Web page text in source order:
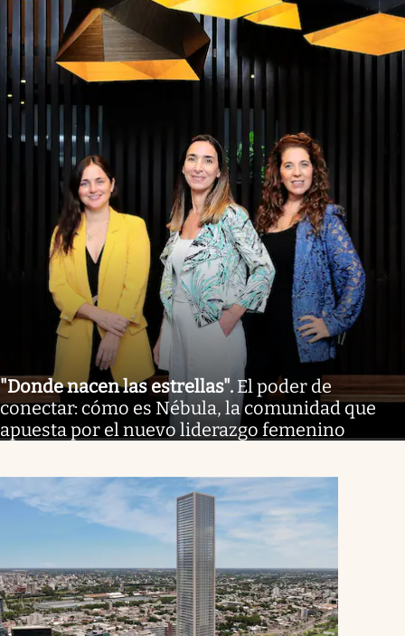
"Donde nacen las estrellas". El poder de
conectar: cómo es Nébula, la comunidad que
apuesta por el nuevo liderazgo femenino